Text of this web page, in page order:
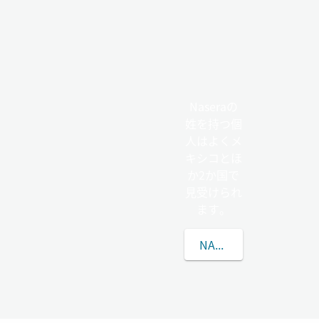
NASERAの姓について